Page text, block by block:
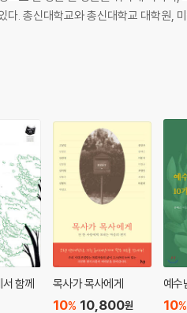
이트
함께
목사가 목사에게
10,800원
10%
예수
10%